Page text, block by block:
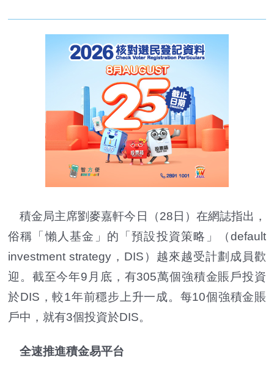
積金局主席劉麥嘉軒今日（28日）在網誌指出，
俗稱「懶人基金」的「預設投資策略」（default
investment strategy，DIS）越來越受計劃成員歡
迎。截至今年9月底，有305萬個強積金賬戶投資
於DIS，較1年前穩步上升一成。每10個強積金賬
戶中，就有3個投資於DIS。
全速推進積金易平台